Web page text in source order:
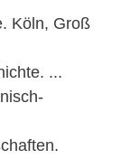
Köln, Groß
...